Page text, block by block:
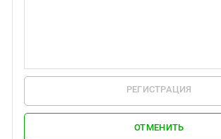
РЕГИСТРАЦИЯ
ОТМЕНИТЬ